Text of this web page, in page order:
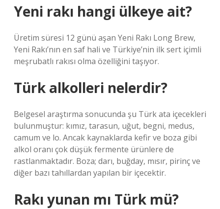
Yeni rakı hangi ülkeye ait?
Üretim süresi 12 günü aşan Yeni Rakı Long Brew,
Yeni Rakı’nın en saf hali ve Türkiye’nin ilk sert içimli
meşrubatlı rakısı olma özelliğini taşıyor.
Türk alkolleri nelerdir?
Belgesel araştırma sonucunda şu Türk ata içecekleri
bulunmuştur: kımız, tarasun, uğut, begni, medus,
camum ve lo. Ancak kaynaklarda kefir ve boza gibi
alkol oranı çok düşük fermente ürünlere de
rastlanmaktadır. Boza; darı, buğday, mısır, pirinç ve
diğer bazı tahıllardan yapılan bir içecektir.
Rakı yunan mı Türk mü?